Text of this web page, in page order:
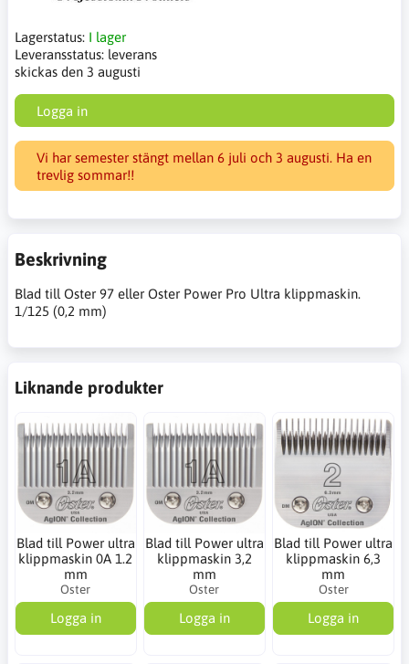
Lagerstatus: I lager
Leveransstatus: leverans
skickas den 3 augusti
Logga in
Vi har semester stängt mellan 6 juli och 3 augusti. Ha en
trevlig sommar!!
Beskrivning
Blad till Oster 97 eller Oster Power Pro Ultra klippmaskin.
1/125 (0,2 mm)
Liknande produkter
Blad till Power ultra
klippmaskin 0A 1.2
mm
Oster
Logga in
Blad till Power ultra
klippmaskin 3,2
mm
Oster
Logga in
Blad till Power ultra
klippmaskin 6,3
mm
Oster
Logga in